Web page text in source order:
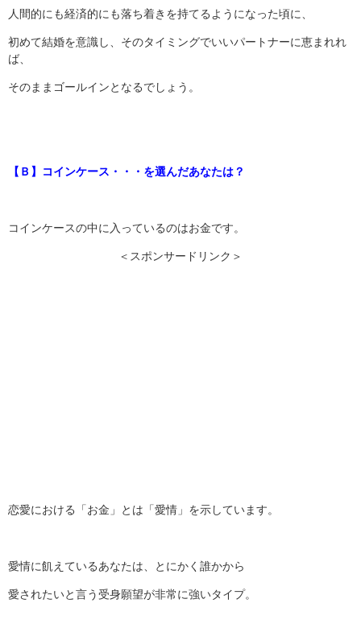
人間的にも経済的にも落ち着きを持てるようになった頃に、
初めて結婚を意識し、そのタイミングでいいパートナーに恵まれれ
ば、
そのままゴールインとなるでしょう。
【Ｂ】コインケース・・・を選んだあなたは？
コインケースの中に入っているのはお金です。
＜スポンサードリンク＞
恋愛における「お金」とは「愛情」を示しています。
愛情に飢えているあなたは、とにかく誰かから
愛されたいと言う受身願望が非常に強いタイプ。